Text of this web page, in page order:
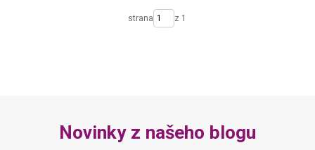
strana z 1
Novinky z našeho blogu